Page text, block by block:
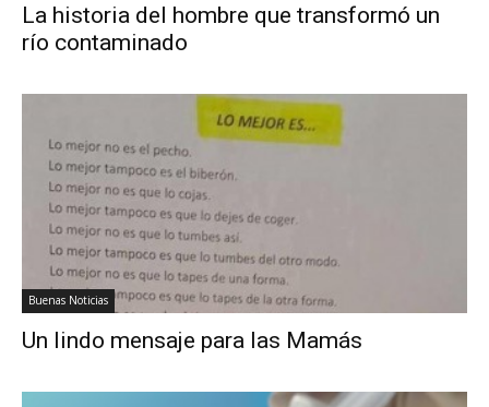
La historia del hombre que transformó un
río contaminado
Buenas Noticias
Un lindo mensaje para las Mamás